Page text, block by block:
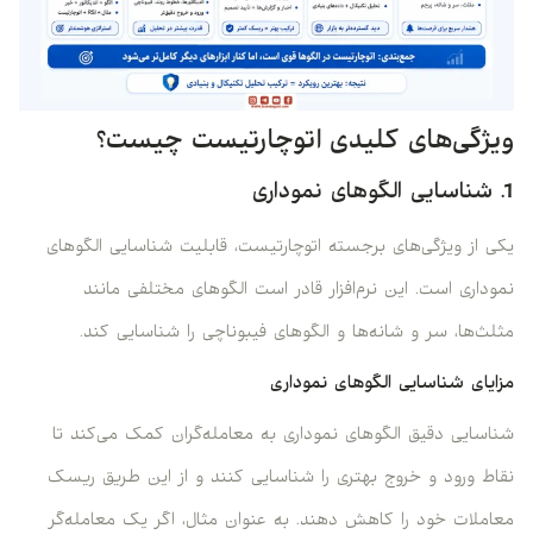
ویژگی‌های کلیدی اتوچارتیست چیست؟
1. شناسایی الگوهای نموداری
یکی از ویژگی‌های برجسته اتوچارتیست، قابلیت شناسایی الگوهای
نموداری است. این نرم‌افزار قادر است الگوهای مختلفی مانند
مثلث‌ها، سر و شانه‌ها و الگوهای فیبوناچی را شناسایی کند.
مزایای شناسایی الگوهای نموداری
شناسایی دقیق الگوهای نموداری به معامله‌گران کمک می‌کند تا
نقاط ورود و خروج بهتری را شناسایی کنند و از این طریق ریسک
معاملات خود را کاهش دهند. به عنوان مثال، اگر یک معامله‌گر